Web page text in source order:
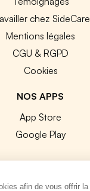
chez SideCare
Mentions légales
CGU & RGPD
Cookies
NOS APPS
App Store
Google Play
afin de vous offrir la